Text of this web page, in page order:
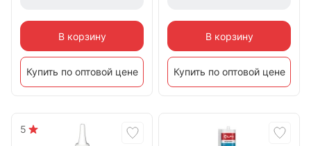
В корзину
Купить по оптовой цене
В корзину
Купить по оптовой цене
5